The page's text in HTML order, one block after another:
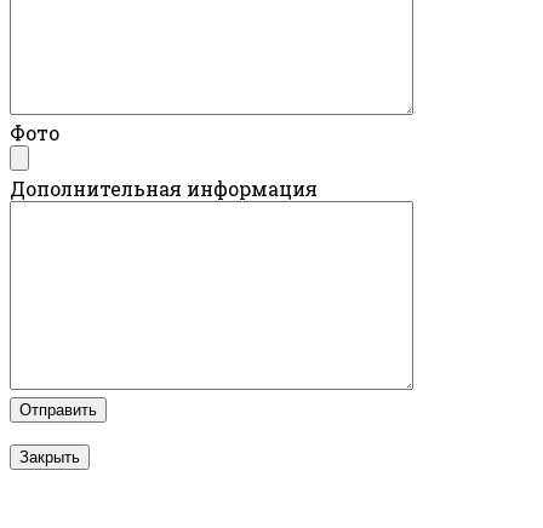
Фото
Дополнительная информация
Закрыть